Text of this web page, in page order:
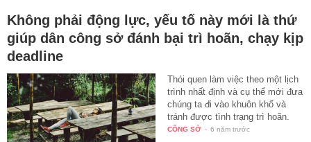
Không phải động lực, yếu tố này mới là thứ
giúp dân công sở đánh bại trì hoãn, chạy kịp
deadline
Thói quen làm việc theo một lịch
trình nhất định và cụ thể mới đưa
chúng ta đi vào khuôn khổ và
tránh được tình trạng trì hoãn.
CÔNG SỞ - 6 năm trước